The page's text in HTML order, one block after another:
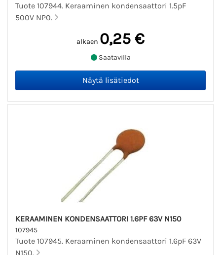
Tuote 107944. Keraaminen kondensaattori 1.5pF
500V NP0.
alkaen 0,25 €
Saatavilla
KERAAMINEN KONDENSAATTORI 1.6PF 63V N150
107945
Tuote 107945. Keraaminen kondensaattori 1.6pF 63V
N150.